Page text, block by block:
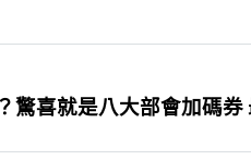
驚喜就是八大部會加碼券